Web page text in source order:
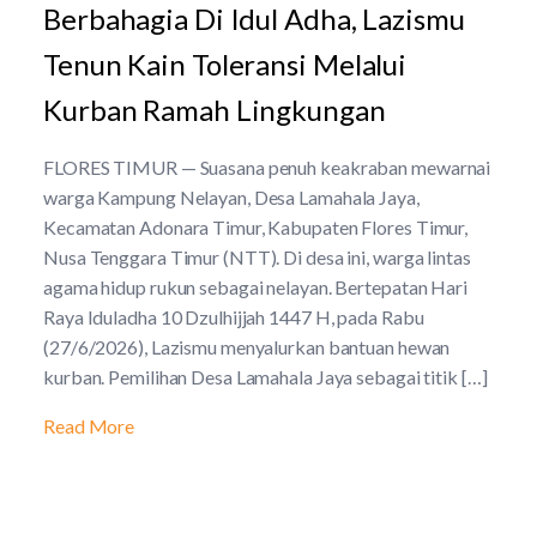
Berbahagia Di Idul Adha, Lazismu
Tenun Kain Toleransi Melalui
Kurban Ramah Lingkungan
FLORES TIMUR — Suasana penuh keakraban mewarnai
warga Kampung Nelayan, Desa Lamahala Jaya,
Kecamatan Adonara Timur, Kabupaten Flores Timur,
Nusa Tenggara Timur (NTT). Di desa ini, warga lintas
agama hidup rukun sebagai nelayan. Bertepatan Hari
Raya Iduladha 10 Dzulhijjah 1447 H, pada Rabu
(27/6/2026), Lazismu menyalurkan bantuan hewan
kurban. Pemilihan Desa Lamahala Jaya sebagai titik […]
Read More